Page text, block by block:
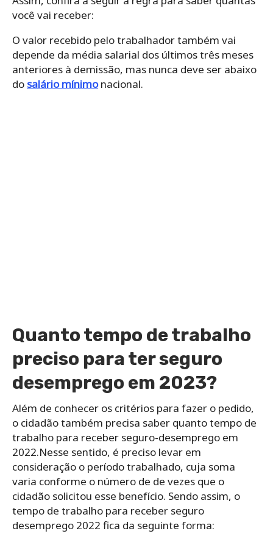
você vai receber:
O valor recebido pelo trabalhador também vai
depende da média salarial dos últimos três meses
anteriores à demissão, mas nunca deve ser abaixo
do salário mínimonacional.
Quanto tempo de trabalho
preciso para ter seguro
desemprego em 2023?
Além de conhecer os critérios para fazer o pedido,
o cidadão também precisa saber quanto tempo de
trabalho para receber seguro-desemprego em
2022.Nesse sentido, é preciso levar em
consideração o período trabalhado, cuja soma
varia conforme o número de de vezes que o
cidadão solicitou esse benefício. Sendo assim, o
tempo de trabalho para receber seguro
desemprego 2022 fica da seguinte forma: